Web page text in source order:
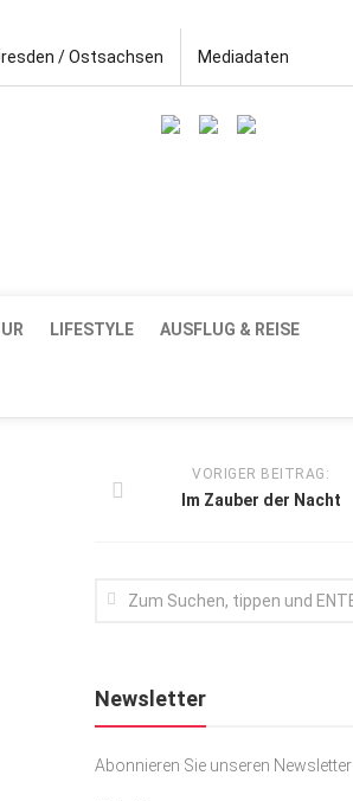
/ Ostsachsen Mediadaten
LIFESTYLE AUSFLUG & REISE
VORIGER BEITRAG:
Im Zauber der Nacht
Newsletter
Abonnieren Sie unseren Newsletter